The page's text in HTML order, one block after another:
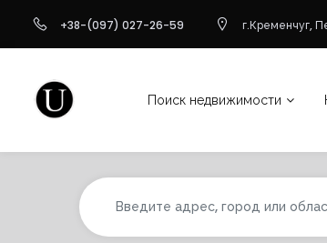
+38-(097) 027-26-59 г.Кременчуг,
Поиск недвижимости